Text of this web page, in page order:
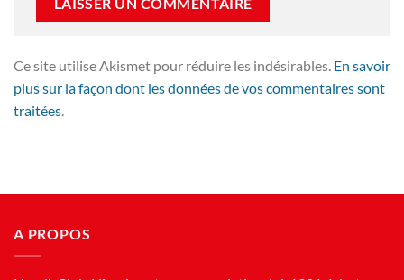
Ce site utilise Akismet pour réduire les indésirables. En savoir
plus sur la façon dont les données de vos commentaires sont
traitées.
A PROPOS